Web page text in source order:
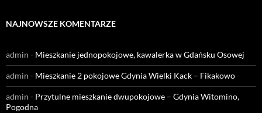
NAJNOWSZE KOMENTARZE
admin - Mieszkanie jednopokojowe, kawalerka w Gdańsku Osowej
admin - Mieszkanie 2 pokojowe Gdynia Wielki Kack – Fikakowo
admin - Przytulne mieszkanie dwupokojowe – Gdynia Witomino,
Pogodna